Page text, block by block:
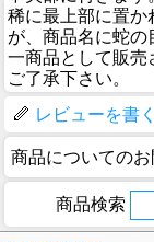
稀に最上部に置か
が、商品名に蛇の
一商品として販売
ご了承下さい。
レビューを書く
商品についての
商品検索